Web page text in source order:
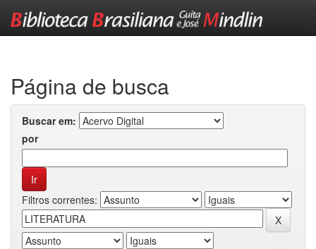
Página de busca
Buscar em:
por
Filtros correntes: